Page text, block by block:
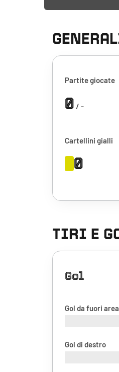
Partite giocate
0 / -
Cartellini gialli
0
TIRI E
Gol
Gol da fuori area
Gol di destro